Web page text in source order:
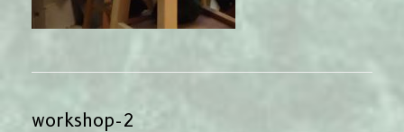
workshop-2